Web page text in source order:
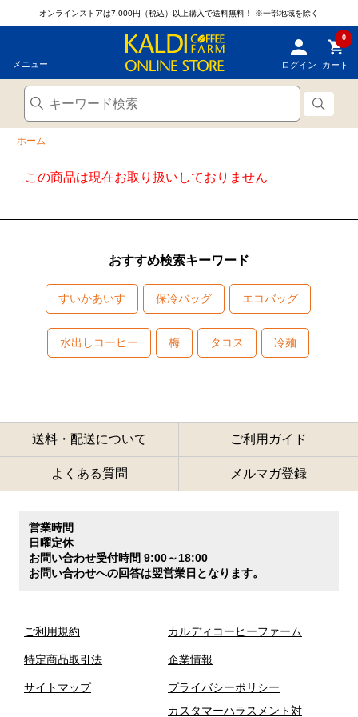
オンラインストアは7,000円（税込）以上購入で送料無料！ ※一部地域を除く
メニュー ログイン
0
カート
ホーム
この商品は現在お取り扱いしておりません
おすすめ検索キーワード
すいかあいす 保冷バッグ エコバッグ
水出しコーヒー 梅 タコス 冷麺
送料・配送について ご利用ガイド
よくある質問 メルマガ登録
営業時間
日曜定休
お問い合わせ受付時間 9:00～18:00
お問い合わせへの回答は翌営業日となります。
ご利用規約
特定商品取引法
サイトマップ
カルディコーヒーファーム
企業情報
プライバシーポリシー
カスタマーハラスメント対